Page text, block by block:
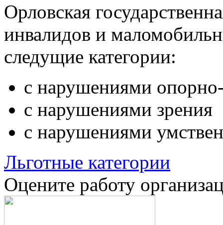
Орловская
инвалидов и
следущие категории:
с нарушениями опорно-
с нарушениями зрения
с нарушениями
Льготные категории
Оцените работу